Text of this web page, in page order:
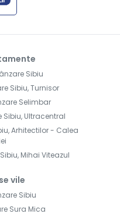
Sibiu
Sibiu, Turnisor
Selimbar
Ultracentral
Arhitectilor - Calea
Mihai Viteazul
vile
Sibiu
Sura Mica